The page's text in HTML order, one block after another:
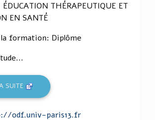
THÉRAPEUTIQUE ET
EN SANTÉ
formation: Diplôme
SUITE
odf.univ-paris13.fr